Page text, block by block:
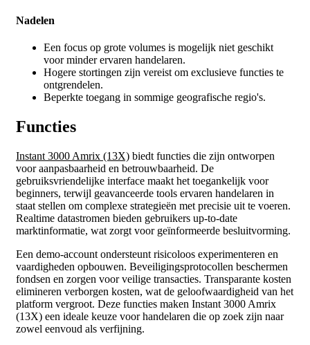
Nadelen
Een focus op grote volumes is mogelijk niet geschikt
voor minder ervaren handelaren.
Hogere stortingen zijn vereist om exclusieve functies te
ontgrendelen.
Beperkte toegang in sommige geografische regio's.
Functies
Instant 3000 Amrix (13X) biedt functies die zijn ontworpen
voor aanpasbaarheid en betrouwbaarheid. De
gebruiksvriendelijke interface maakt het toegankelijk voor
beginners, terwijl geavanceerde tools ervaren handelaren in
staat stellen om complexe strategieën met precisie uit te voeren.
Realtime datastromen bieden gebruikers up-to-date
marktinformatie, wat zorgt voor geïnformeerde besluitvorming.
Een demo-account ondersteunt risicoloos experimenteren en
vaardigheden opbouwen. Beveiligingsprotocollen beschermen
fondsen en zorgen voor veilige transacties. Transparante kosten
elimineren verborgen kosten, wat de geloofwaardigheid van het
platform vergroot. Deze functies maken Instant 3000 Amrix
(13X) een ideale keuze voor handelaren die op zoek zijn naar
zowel eenvoud als verfijning.